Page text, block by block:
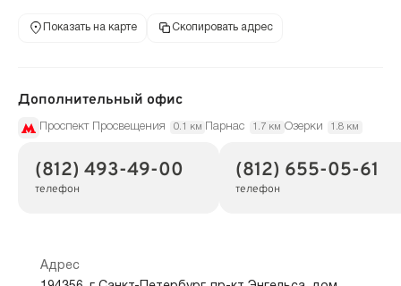
Показать на карте Скопировать адрес
Дополнительный офис
Проспект Просвещения 0.1 км Парнас 1.7 км Озерки 1.8 км
(812) 493-49-00
телефон
(812) 655-05-61
телефон
Адрес